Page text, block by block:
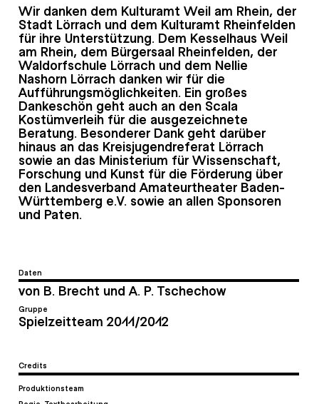
Wir danken dem Kulturamt Weil am Rhein, der
Stadt Lörrach und dem Kulturamt Rheinfelden
für ihre Unterstützung. Dem Kesselhaus Weil
am Rhein, dem Bürgersaal Rheinfelden, der
Waldorfschule Lörrach und dem Nellie
Nashorn Lörrach danken wir für die
Aufführungsmöglichkeiten. Ein großes
Dankeschön geht auch an den Scala
Kostümverleih für die ausgezeichnete
Beratung. Besonderer Dank geht darüber
hinaus an das Kreisjugendreferat Lörrach
sowie an das Ministerium für Wissenschaft,
Forschung und Kunst für die Förderung über
den Landesverband Amateurtheater Baden-
Württemberg e.V. sowie an allen Sponsoren
und Paten.
Daten
von B. Brecht und A. P. Tschechow
Gruppe
Spielzeitteam 2011/2012
Credits
Produktionsteam